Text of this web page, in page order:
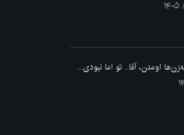
اومدن،‌ آقا.. تو اما نبودی...